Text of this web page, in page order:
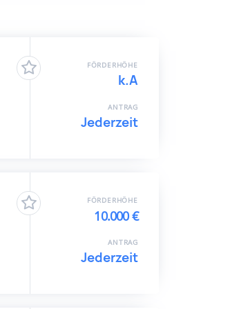
FÖRDERHÖHE
k.A
ANTRAG
Jederzeit
FÖRDERHÖHE
10.000 €
ANTRAG
Jederzeit